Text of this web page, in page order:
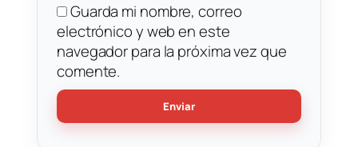
Guarda mi nombre, correo
electrónico y web en este
navegador para la próxima vez que
comente.